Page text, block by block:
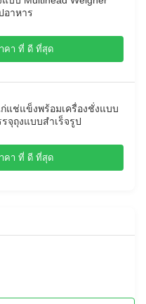
อาหาร
คา ที่ ดี ที่สุด
แช่แข็งพร้อมเครื่องชั่งแบบ
จุถุงแบบสำเร็จรูป
คา ที่ ดี ที่สุด